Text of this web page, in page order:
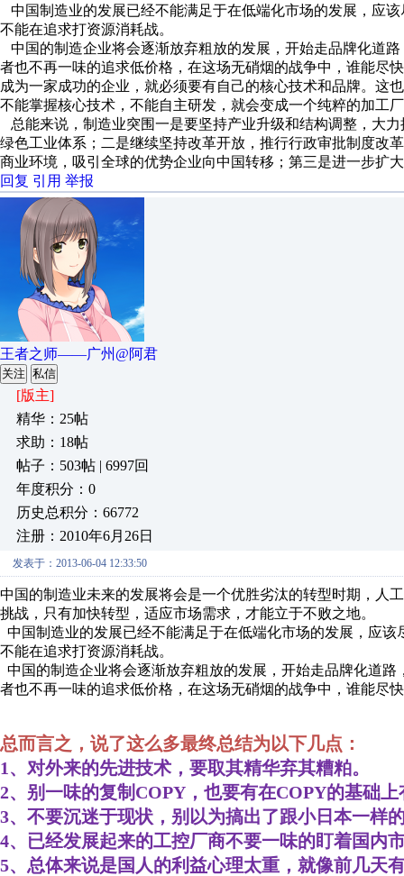
中国制造业的发展已经不能满足于在低端化市场的发展，应
不能在追求打资源消耗战。
中国的制造企业将会逐渐放弃粗放的发展，开始走品牌化道
者也不再一味的追求低价格，在这场无硝烟的战争中，谁能尽
成为一家成功的企业，就必须要有自己的核心技术和品牌。这
不能掌握核心技术，不能自主研发，就会变成一个纯粹的加工
总能来说，制造业突围一是要坚持产业升级和结构调整，大
绿色工业体系；二是继续坚持改革开放，推行行政审批制度改
商业环境，吸引全球的优势企业向中国转移；第三是进一步扩
回复 引用 举报
王者之师——广州@阿君
关注 私信
[版主]
精华：25帖
求助：18帖
帖子：503帖 | 6997回
年度积分：0
历史总积分：66772
注册：2010年6月26日
发表于：2013-06-04 12:33:50
中国的制造业未来的发展将会是一个优胜劣汰的转型时期，人
挑战，只有加快转型，适应市场需求，才能立于不败之地。
中国制造业的发展已经不能满足于在低端化市场的发展，应
不能在追求打资源消耗战。
中国的制造企业将会逐渐放弃粗放的发展，开始走品牌化道
者也不再一味的追求低价格，在这场无硝烟的战争中，谁能尽
总而言之，说了这么多最终总结为以下几点：
1、对外来的先进技术，要取其精华弃其糟粕。
2、别一味的复制COPY，也要有在COPY的基础
3、不要沉迷于现状，别以为搞出了跟小日本一样
4、已经发展起来的工控厂商不要一味的盯着国内
5、总体来说是国人的利益心理太重，就像前几天